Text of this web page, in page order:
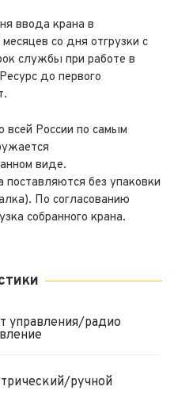
ввода крана в
со дня отгрузки с
службы при работе в
до первого
России по самым
виде.
поставляются без упаковки
По согласованию
собранного крана.
управления/радио
ручной